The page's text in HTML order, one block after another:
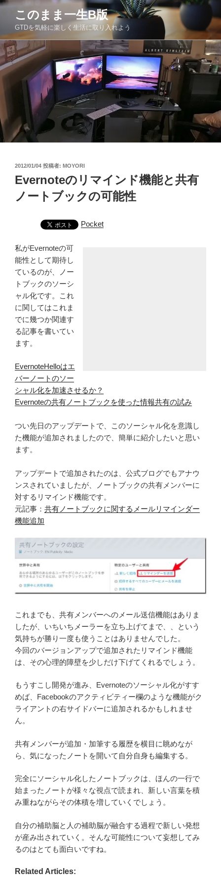
コ
ン
ツ
へ
ス
このまま一生Β版
GTDを気軽に楽しく生活に取り入れよう
投
日:
2012/01/04 投稿者: MOYORI
Evernoteのリマインド機能と共有
ノートブックの可能性
Pocket
私がEvernoteの可
能性として期待し
ているのが、ノー
トブックのソーシ
ャル化です。これ
に関してはこれま
でに幾つか関連す
る記事を書いてい
ます。
EvernoteHelloはエ
バーノートのソー
シャル化を加速させるか？
Evernoteの共有ノートブックを使った情報共有の試み
つい先日のアップデートで、このソーシャル化を意識し
た機能が追加されましたので、簡単に紹介したいと思い
ます。
アップデートで追加されたのは、公式ブログでもアナウ
ンスされていましたが、ノートブックの共有メンバーに
対するリマインド機能です。
元記事： 共有ノートブックに関するメールリマインダー
機能追加
これまでも、共有メンバーへのメール送信機能はありま
したが、いちいちメーラーを立ち上げてまで、、という
気持ちが勝り一度も使うことはありませんでした。
今回のバージョンアップで追加されたリマインド機能
は、その心理的障壁を少しだけ下げてくれるでしょう。
もうすこし開発が進み、Evernoteのソーシャル化がすす
めば、Facebookのアクティビティー欄のような機能がク
ライアントの右サイドバーに追加されるかもしれませ
ん。
共有メンバーが追加・加筆する履歴を横目に眺めなが
ら、気になったノートを開いて自分自身も編集する。
完全にソーシャル化したノートブックは、ほんの一行で
始まったノートが様々な視点で読まれ、新しい言葉を積
み重ねながらその体積を増していくでしょう。
自分の補助脳と人の補助脳が融合する過程で新しい発想
が産み出されていく。そんな可能性について妄想してみ
るのはとても面白いですね。
Related Articles: